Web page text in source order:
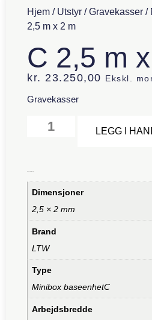
Hjem / Utstyr /Gravekasser /
2,5 m x 2 m
C 2,5 m
kr. 23.250,00 Ekskl.
Gravekasser
LEGG I
Dimensjoner
2,5 × 2 mm
Brand
LTW
Type
Minibox baseenhetC
Arbejdsbredde